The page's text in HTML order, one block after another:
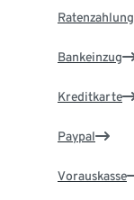
Ratenzahlung
Bankeinzug
Kreditkarte
Paypal
Vorauskasse